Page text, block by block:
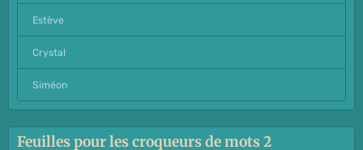
Estève
Crystal
Siméon
Feuilles pour les croqueurs de mots 2